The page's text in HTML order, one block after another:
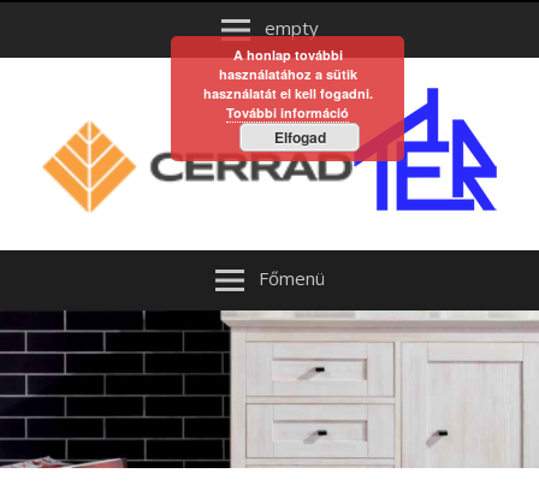
empty
Főmenü
A honlap további
használatához a sütik
használatát el kell fogadni.
További információ
Elfogad